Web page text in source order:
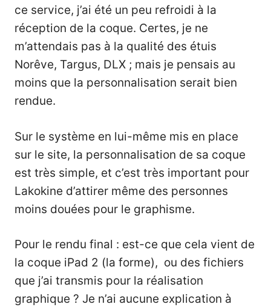
ce service, j’ai été un peu refroidi à la
réception de la coque. Certes, je ne
m’attendais pas à la qualité des étuis
Norêve, Targus, DLX ; mais je pensais au
moins que la personnalisation serait bien
rendue.
Sur le système en lui-même mis en place
sur le site, la personnalisation de sa coque
est très simple, et c’est très important pour
Lakokine d’attirer même des personnes
moins douées pour le graphisme.
Pour le rendu final : est-ce que cela vient de
la coque iPad 2 (la forme), ou des fichiers
que j’ai transmis pour la réalisation
graphique ? Je n’ai aucune explication à